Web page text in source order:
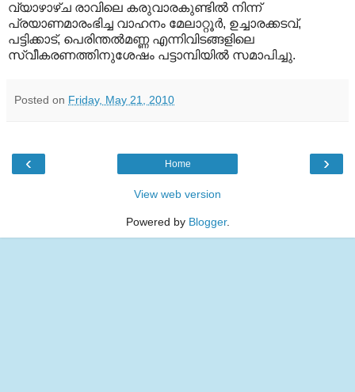
വ്യാഴാഴ്ച രാവിലെ കരുവാരകുണ്ടില്‍ നിന്ന്
പ്രയാണമാരംഭിച്ച വാഹനം മേലാറ്റൂര്‍, ഉച്ചാരക്കടവ്,
പട്ടിക്കാട്, പെരിന്തല്‍മണ്ണ എന്നിവിടങ്ങളിലെ
സ്വീകരണത്തിനുശേഷം പട്ടാമ്പിയില്‍ സമാപിച്ചു.
Posted on Friday, May 21, 2010
‹ ›
Home
View web version
Powered by Blogger.